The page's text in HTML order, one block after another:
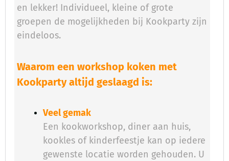
en lekker! Individueel, kleine of grote
groepen de mogelijkheden bij Kookparty zijn
eindeloos.
Waarom een workshop koken met
Kookparty altijd geslaagd is:
Veel gemak
Een kookworkshop, diner aan huis,
kookles of kinderfeestje kan op iedere
gewenste locatie worden gehouden. U